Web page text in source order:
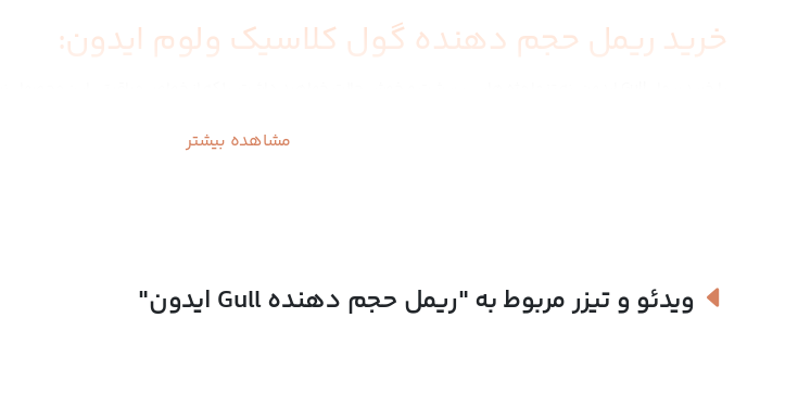
خرید ریمل حجم دهنده گول کلاسیک ولوم ایدون:
همین موضوع آن را به گزینه ای ایده آل برای چشم های حساس تبدیل کرده است. اگر به دنبال ریملی هستید که علاوه بر
مشاهده بیشتر
ویدئو و تیزر مربوط به"ریمل حجم دهنده Gull ایدون"